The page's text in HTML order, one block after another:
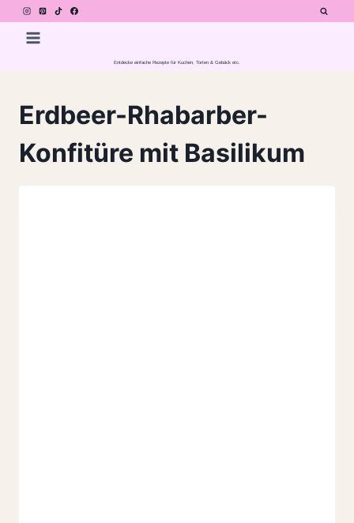
Zum
Inhalt
Entdecke einfache Rezepte für Kuchen, Torten & Gebäck etc.
Erdbeer-Rhabarber-
Konfitüre mit Basilikum